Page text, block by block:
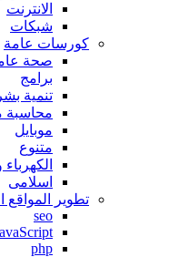
اﻻنترنت
شبكات
كورسات عامة
صحة
برامج
تنمية
محاسبة
موبايل
متنوع
اسلامى
تطوير المواقع
seo
php